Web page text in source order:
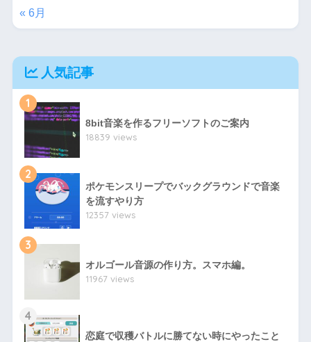
« 6月
人気記事
1
8bit音楽を作るフリーソフトのご案内
18839 views
2
ポケモンスリープでバックグラウンドで音楽
を流すやり方
12357 views
3
オルゴール音源の作り方。スマホ編。
11967 views
4
恋庭で収穫バトルに勝てない時にやったこと